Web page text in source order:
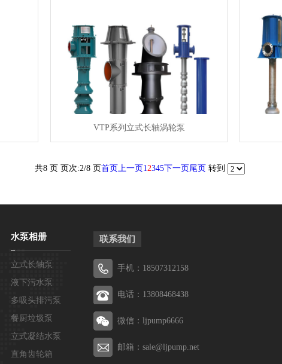
VTP系列立式长轴涡轮泵
共8 页 页次:2/8 页首页上一页12345下一页尾页 转到
水泵相册
立式长轴泵
液下污水泵
多吸头排污泵
餐厨垃圾泵
立式凝结水泵
直角齿轮箱
联系我们
手机：18507312158
电话：13808468438
微信：ljpump6666
邮箱：sale@ljpump.net